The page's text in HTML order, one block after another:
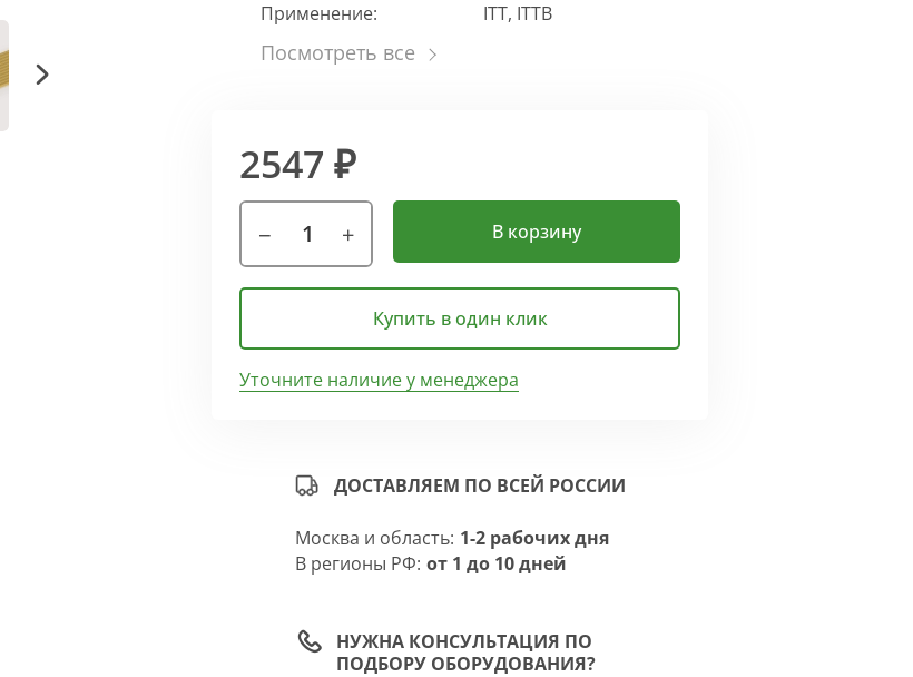
Применение:
ITT, ITTB
2547 ₽
В корзину
Купить в один клик
Уточните наличие у менеджера
ДОСТАВЛЯЕМ ПО ВСЕЙ РОССИИ
Москва и область: 1-2 рабочих дня
В регионы РФ: от 1 до 10 дней
НУЖНА КОНСУЛЬТАЦИЯ ПО
ПОДБОРУ ОБОРУДОВАНИЯ?